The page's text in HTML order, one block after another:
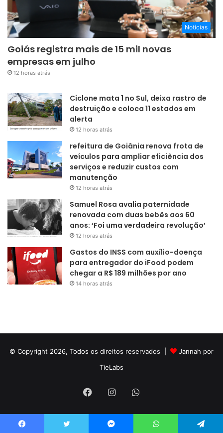
Notícias
Goiás registra mais de 15 mil novas
empresas em julho
12 horas atrás
Ciclone mata 1 no Sul, deixa rastro de
destruição e coloca 11 estados em
alerta
12 horas atrás
refeitura de Goiânia renova frota de
veículos para ampliar eficiência dos
serviços e reduzir custos com
manutenção
12 horas atrás
Samuel Rosa avalia paternidade
renovada com duas bebês aos 60
anos: ‘Foi uma verdadeira revolução’
12 horas atrás
Gastos do INSS com auxílio-doença
para entregador do iFood podem
chegar a R$ 189 milhões por ano
14 horas atrás
© Copyright 2026, Todos os direitos reservados |
Jannah por
TieLabs
FacebookInstagramWhatsApp